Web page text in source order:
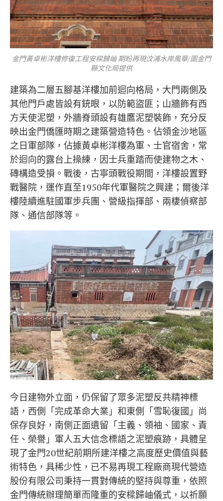
金門黃卓彬洋樓修復工程安樑歸岫 期盼再現汶浦水岸風華/圖金門
縣文化局提供
建築為二層五腳基洋樓加前迴向格局，大門兩側及
其他門戶處皆設有銃眼，以防範盜匪；山牆飾有西
方天使泥塑，外牆脊頭設有雄鷹泥塑裝飾，充分反
映出金門僑匯時期之建築營造特色。佔領金沙地區
之日軍部隊，佔據黃卓彬洋樓為軍、士官宿舍，常
於迴向的露台上操練，因士兵重踏而使建物之木、
磚構造受損。戰後，古寧頭戰役期間，洋樓設置野
戰醫院，運作直至1950年代軍醫院之興建；爾後洋
樓陸續進駐國軍步兵團、營級指揮部、兩棲偵察部
隊、通信部隊等。
今日建物外立面，仍保留了眾多泥塑反共精神標
語，西側「完成革命大業」和東側「雪恥復國」尚
保存良好，南側正面遺留「主義、領袖、國家、責
任、榮譽」軍人五大信念標語之泥塑痕跡，具體呈
現了金門20世紀前期所建洋樓之高度歷史價值與藝
術特色，具稀少性，已不易再現工程廠商現代營造
股份有限公司秉持一貫對傳統的堅持與尊重，依照
金門傳統辦理簡單而隆重的安樑歸岫儀式，以祈願